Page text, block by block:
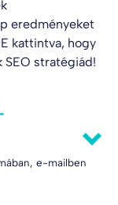
eredményeket
kattintva, hogy
SEO stratégiád!
e-mailben